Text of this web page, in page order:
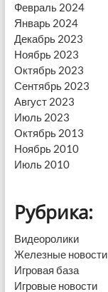
Февраль 2024
Январь 2024
Декабрь 2023
Ноябрь 2023
Октябрь 2023
Сентябрь 2023
Август 2023
Июль 2023
Октябрь 2013
Ноябрь 2010
Июль 2010
Рубрика:
Видеоролики
Железные новости
Игровая база
Игровые новости